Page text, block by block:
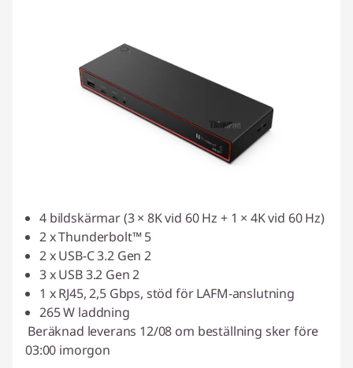
4 bildskärmar (3 × 8K vid 60 Hz + 1 × 4K vid 60 Hz)
2 x Thunderbolt™ 5
2 x USB-C 3.2 Gen 2
3 x USB 3.2 Gen 2
1 x RJ45, 2,5 Gbps, stöd för LAFM-anslutning
265 W laddning
Beräknad leverans 12/08 om beställning sker före
03:00 imorgon